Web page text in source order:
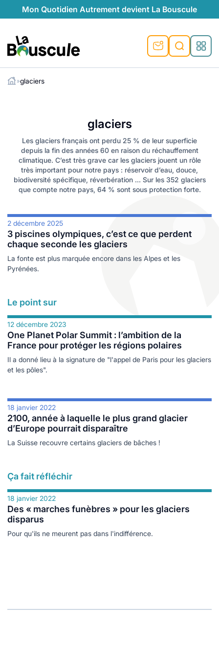
Mon Quotidien Autrement devient La Bouscule
La Bouscule
naturel
naturelle
douce
»glaciers
glaciers
Les glaciers français ont perdu 25 % de leur superficie
depuis la fin des années 60 en raison du réchauffement
climatique. C’est très grave car les glaciers jouent un rôle
très important pour notre pays : réservoir d’eau, douce,
biodiversité spécifique, réverbération … Sur les 352 glaciers
que compte notre pays, 64 % sont sous protection forte.
2 décembre 2025
3 piscines olympiques, c’est ce que perdent
chaque seconde les glaciers
La fonte est plus marquée encore dans les Alpes et les
Pyrénées.
Le point sur
12 décembre 2023
One Planet Polar Summit : l’ambition de la
France pour protéger les régions polaires
Il a donné lieu à la signature de "l'appel de Paris pour les glaciers
et les pôles".
18 janvier 2022
2100, année à laquelle le plus grand glacier
d’Europe pourrait disparaître
La Suisse recouvre certains glaciers de bâches !
Ça fait réfléchir
18 janvier 2022
Des « marches funèbres » pour les glaciers
disparus
Pour qu'ils ne meurent pas dans l'indifférence.